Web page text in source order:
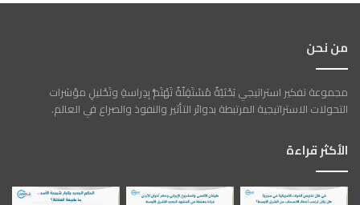
من نحن
مجموعة تفكير استراتيجي بَحْثيّةٌ مُسْتَقِلّةٌ تَهْتَمُّ بِدِراسةِ وتَحْليلِ مؤشرات
التحولات الاستراتيجية المرتبطة بدوائر التأثير والنفوذ والصراع في العالم.
الأكثر قراءة